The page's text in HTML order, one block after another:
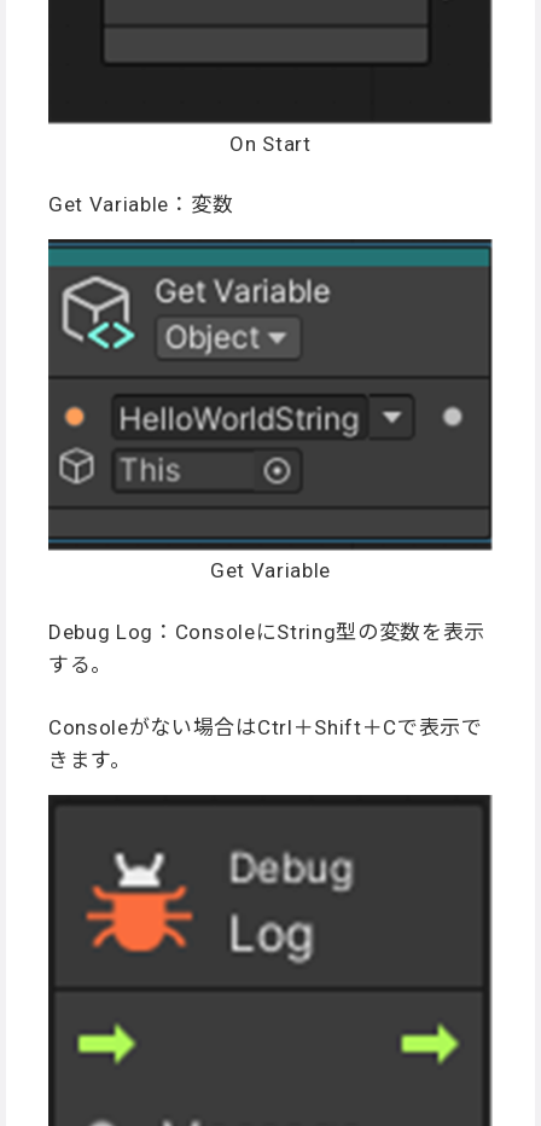
On Start
Get Variable：変数
Get Variable
Debug Log：ConsoleにString型の変数を表示
する。
Consoleがない場合はCtrl＋Shift＋Cで表示で
きます。